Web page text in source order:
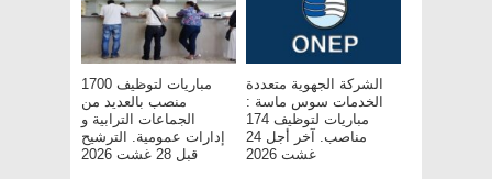
مباريات لتوظيف 1700
منصب بالعديد من
الجماعات الترابية و
إدارات عمومية. الترشيح
قبل 28 غشت 2026
الشركة الجهوية متعددة
الخدمات سوس ماسة :
مباريات لتوظيف 174
مناصب. آخر أجل 24
غشت 2026